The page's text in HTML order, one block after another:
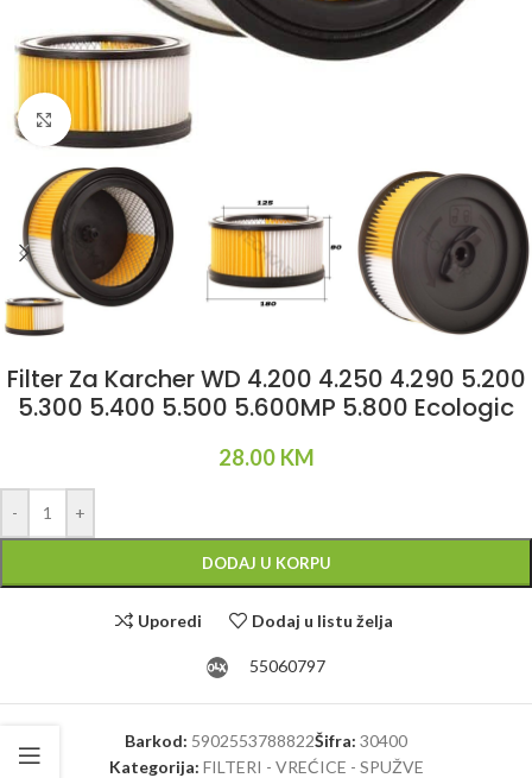
Klikni da uvećaš
Filter Za Karcher WD 4.200 4.250 4.290 5.200
5.300 5.400 5.500 5.600MP 5.800 Ecologic
28.00 KM
- +
DODAJ U KORPU
Uporedi Dodaj u listu želja
55060797
Barkod: 5902553788822Šifra: 30400
Kategorija: FILTERI - VREĆICE - SPUŽVE